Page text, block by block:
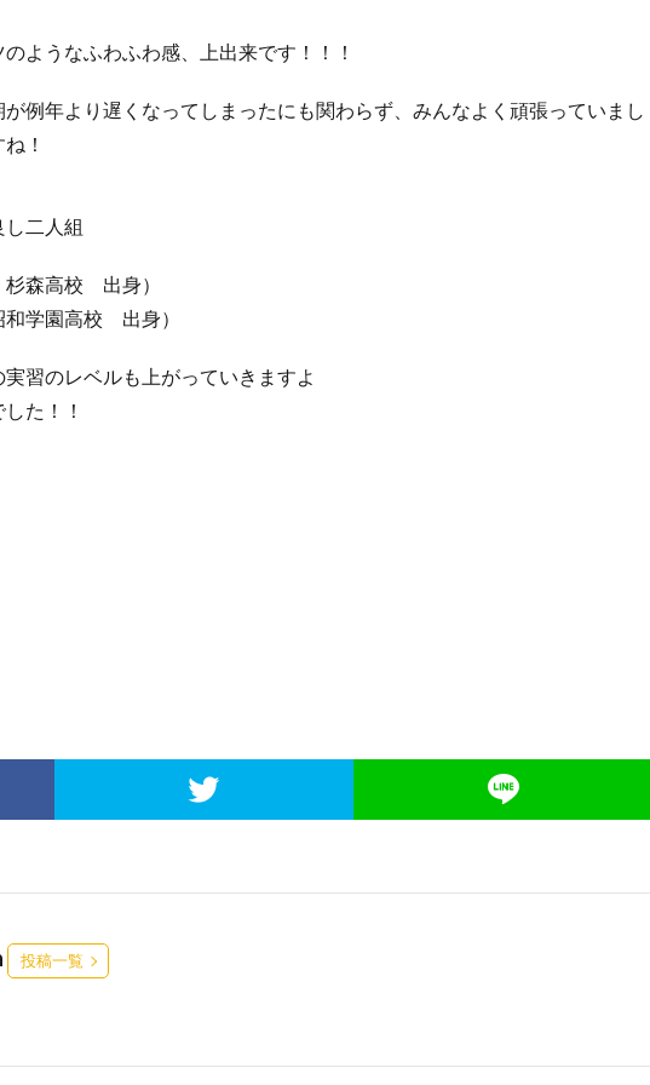
ようなふわふわ感、上出来です！！！
例年より遅くなってしまったにも関わらず、みんなよく頑張っていまし
！
二人組
杉森高校 出身）
和学園高校 出身）
習のレベルも上がっていきますよ
た！！
投稿一覧